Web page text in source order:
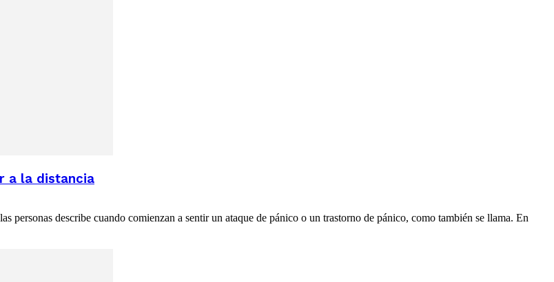
a la distancia
personas describe cuando comienzan a sentir un ataque de pánico o un trastorno de pánico, como también se llama. En